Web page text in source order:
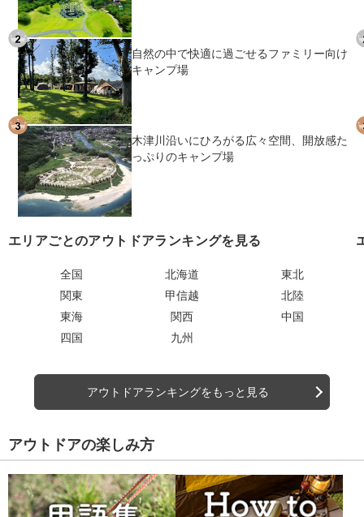
自然の中で快適に過ごせるファミリー向け
キャンプ場
木津川沿いにひろがる広々空間、開放感た
っぷりのキャンプ場
エリアごとのアウトドアランキングを見る
全国 北海道
東北
関東
甲信越
北陸
東海
関西
中国
四国
九州
アウトドアランキングをもっと見る
アウトドアの楽しみ方